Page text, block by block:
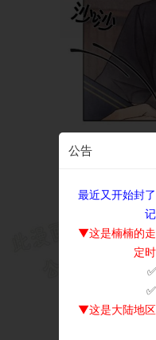
公告
最近又开始封
▼这是楠楠的
定
▼这是大陆地